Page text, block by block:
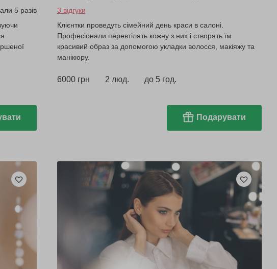
5 разів
3 відгуки
Клієнтки проведуть сімейний день краси в салоні.
Професіонали перевтілять кожну з них і створять їм
красивий образ за допомогою укладки волосся, макіяжу та
манікюру.
6000 грн 2 люд. до 5 год.
Подарувати